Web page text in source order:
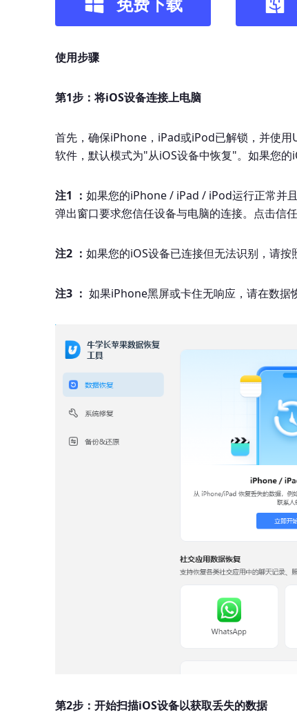
使用步骤
第1步：将iOS设备连接上电脑
首先，确保iPhone，iPad或iPod已解锁，并使用
软件，默认模式为"从iOS设备中恢复"。如果您的
注1 ： 如果您的iPhone / iPad / iPod运行正常并
弹出窗口要求您信任设备与电脑的连接。点击信
注2 ： 如果您的iOS设备已连接但无法识别，请按
注3 ： 如果iPhone黑屏或卡住无响应，请在数据
第2步：开始扫描iOS设备以获取丢失的数据